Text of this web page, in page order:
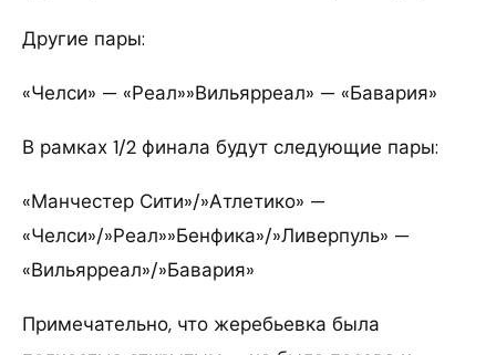
Другие пары:
«Челси» — «Реал»»Вильярреал» — «Бавария»
В рамках 1/2 финала будут следующие пары:
«Манчестер Сити»/»Атлетико» —
«Челси»/»Реал»»Бенфика»/»Ливерпуль» —
«Вильярреал»/»Бавария»
Примечательно, что жеребьевка была